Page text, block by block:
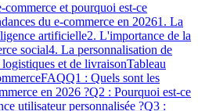
commerce et pourquoi est-ce
du e-commerce en 20261. La
artificielle2. L'importance de la
social4. La personnalisation de
et de livraisonTableau
FAQQ1 : Quels sont les
en 2026 ?Q2 : Pourquoi est-ce
utilisateur personnalisée ?Q3 :